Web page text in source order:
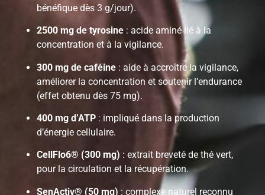
bénéfique dès 3 g/jour).
2500 mg de tyrosine : acide aminé lié à la
concentration et à la vigilance.
300 mg de caféine : aide à accroître la vigilance,
améliorer la concentration et soutenir l’endurance
(effet obtenu dès 75 mg).
400 mg d’ATP : impliqué dans la production
d’énergie cellulaire.
CellFlo6® (300 mg) : extrait breveté de thé vert,
pour la circulation et la récupération.
SenActiv® (50 mg) : complexe naturel reconnu